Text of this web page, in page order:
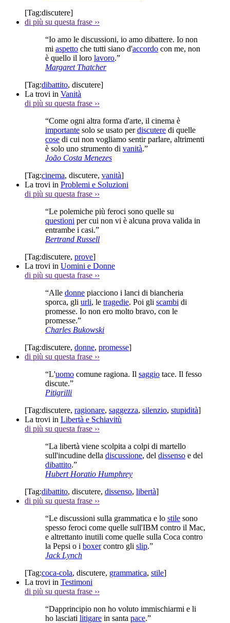
[Tag:discutere]
di più su questa frase ››
“Io amo le discussioni, io amo dibattere. Io non
mi aspetto che tutti siano d'accordo con me, non
è quello il loro lavoro.”
Margaret Thatcher
[Tag:dibattito, discutere]
La trovi in Vanità
di più su questa frase ››
“Come ogni altra forma d'arte, il cinema è
importante solo se usato perdiscutere di quelle
cose di cui non vogliamo sentir parlare, altrimenti
è solo uno strumento di vanità.”
João Costa Menezes
[Tag:cinema, discutere, vanità]
La trovi in Problemi e Soluzioni
di più su questa frase ››
“Le polemiche più feroci sono quelle su
questioni per cui non vi è alcuna prova valida in
entrambe i casi.”
Bertrand Russell
[Tag:discutere, prove]
La trovi in Uomini e Donne
di più su questa frase ››
“Alle donne piacciono i lanci di biancheria
sporca, gli urli, le tragedie. Poi gli scambi di
promesse. Io non ero molto bravo, con le
promesse.”
Charles Bukowski
[Tag:discutere, donne, promesse]
di più su questa frase ››
“L'uomo comune ragiona. Il saggio tace. Il fesso
discute.”
Pitigrilli
[Tag:discutere, ragionare, saggezza, silenzio, stupidità]
La trovi in Libertà e Schiavitù
di più su questa frase ››
“La libertà viene scolpita a colpi di martello
sull'incudine della discussione, del dissenso e del
dibattito.”
Hubert Horatio Humphrey
[Tag:dibattito, discutere, dissenso, libertà]
di più su questa frase ››
“Le discussioni sulla grammatica e lo stile sono
spesso feroci come quelle sull'IBM contro il Mac,
e altrettanto inutili come quelle sulla Coca contro
la Pepsi o i boxercontro gli slip.”
Jack Lynch
[Tag:coca-cola, discutere, grammatica, stile]
La trovi in Testimoni
di più su questa frase ››
“Dapprincipio non ho voluto immischiarmi e li
ho lasciati litigare in santa pace.”